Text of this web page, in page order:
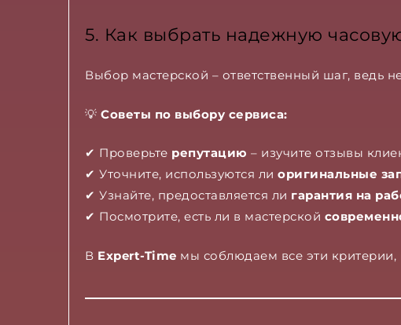
5. Как выбрать надежную
Выбор мастерской – ответственный шаг, ведь
💡 Советы по выбору сервиса:
✔ Проверьте репутацию – изучите отзывы
✔ Уточните, используются ли оригинальные
✔ Узнайте, предоставляется ли гарантия на
✔ Посмотрите, есть ли в мастерской
В Expert-Time мы соблюдаем все эти